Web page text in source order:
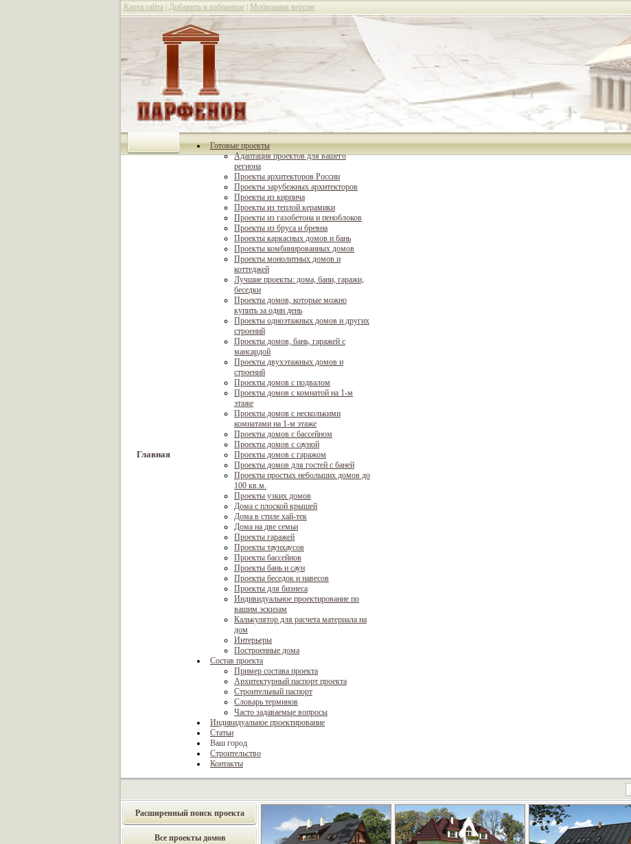
Карта сайта Добавить в избранное Мобильная версия
Главная
Готовые проекты
Адаптация проектов для вашего
региона
Проекты архитекторов России
Проекты зарубежных архитекторов
Проекты из кирпича
Проекты из теплой керамики
Проекты из газобетона и пеноблоков
Проекты из бруса и бревна
Проекты каркасных домов и бань
Проекты комбинированных домов
Проекты монолитных домов и
коттеджей
Лучшие проекты: дома, бани, гаражи,
беседки
Проекты домов, которые можно
купить за один день
Проекты одноэтажных домов и других
строений
Проекты домов, бань, гаражей с
мансардой
Проекты двухэтажных домов и
строений
Проекты домов с подвалом
Проекты домов с комнатой на 1-м
этаже
Проекты домов с несколькими
комнатами на 1-м этаже
Проекты домов с бассейном
Проекты домов с сауной
Проекты домов с гаражом
Проекты домов для гостей с баней
Проекты простых небольших домов до
100 кв.м.
Проекты узких домов
Дома с плоской крышей
Дома в стиле хай-тек
Дома на две семьи
Проекты гаражей
Проекты таунхаусов
Проекты бассейнов
Проекты бань и саун
Проекты беседок и навесов
Проекты для бизнеса
Индивидуальное проектирование по
вашим эскизам
Калькулятор для расчета материала на
дом
Интерьеры
Построенные дома
Состав проекта
Пример состава проекта
Архитектурный паспорт проекта
Строительный паспорт
Словарь терминов
Часто задаваемые вопросы
Индивидуальное проектирование
Статьи
Ваш город
Строительство
Контакты
Расширенный поиск проекта
Все проекты домов